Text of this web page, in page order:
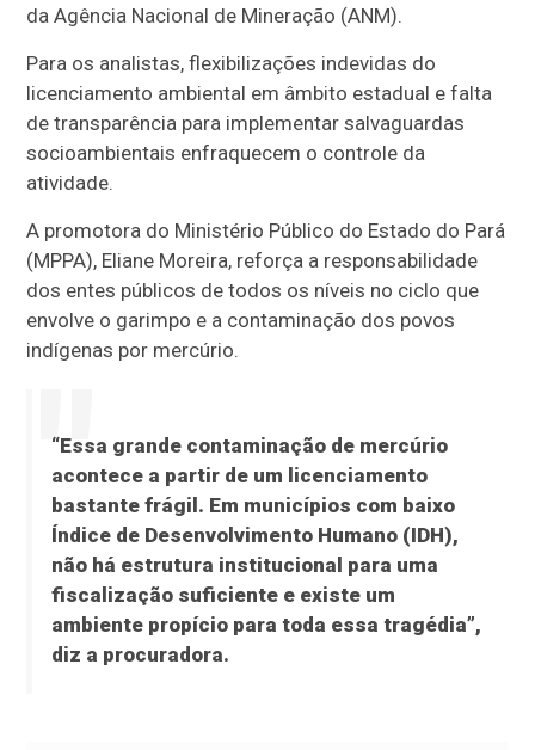
da Agência Nacional de Mineração (ANM).
Para os analistas, flexibilizações indevidas do
licenciamento ambiental em âmbito estadual e falta
de transparência para implementar salvaguardas
socioambientais enfraquecem o controle da
atividade.
A promotora do Ministério Público do Estado do Pará
(MPPA), Eliane Moreira, reforça a responsabilidade
dos entes públicos de todos os níveis no ciclo que
envolve o garimpo e a contaminação dos povos
indígenas por mercúrio.
“Essa grande contaminação de mercúrio
acontece a partir de um licenciamento
bastante frágil. Em municípios com baixo
Índice de Desenvolvimento Humano (IDH),
não há estrutura institucional para uma
fiscalização suficiente e existe um
ambiente propício para toda essa tragédia”,
diz a procuradora.